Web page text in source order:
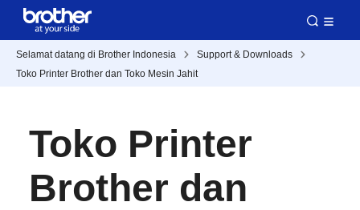
Selamat datang di Brother Indonesia
Support & Downloads
Toko Printer Brother dan Toko Mesin Jahit
Toko Printer
Brother dan